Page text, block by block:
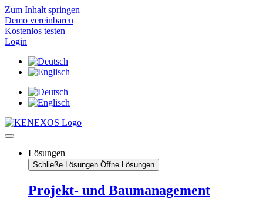
Zum Inhalt springen
Demo vereinbaren
Kostenlos testen
Login
Lösungen
Schließe Lösungen Öffne Lösungen
Projekt- und Baumanagement